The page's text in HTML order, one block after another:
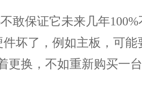
保证它未来几年
坏了，例如主板，可
换，不如重新购买一